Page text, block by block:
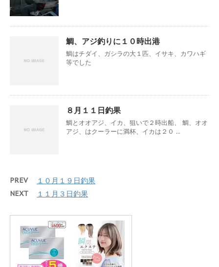
鯛、アジ釣りに１０時出港
鯛はチダイ、ガシラの大１匹、イサキ、カワハギ
等でした
８月１１日釣果
鯛とオオアジ、イカ、狙いで２時出船、 鯛、オオ
アジ、はクーラーに満杯、イカは２０ ...
PREV １０月１９日釣果
NEXT １１月３日釣果